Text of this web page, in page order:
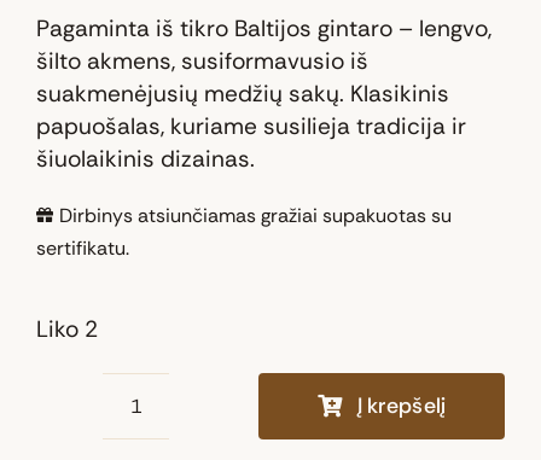
was:
65,00 €.
is:
58,50 €.
Pagaminta iš tikro Baltijos gintaro – lengvo,
šilto akmens, susiformavusio iš
suakmenėjusių medžių sakų. Klasikinis
papuošalas, kuriame susilieja tradicija ir
šiuolaikinis dizainas.
Dirbinys atsiunčiamas gražiai supakuotas su
sertifikatu.
Liko 2
produkto
Į krepšelį